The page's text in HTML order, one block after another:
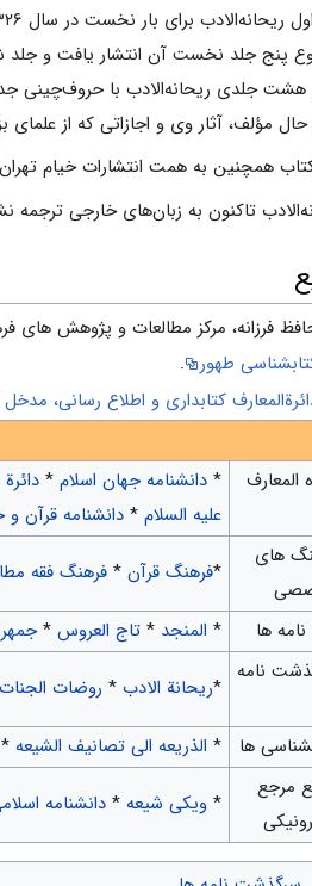
هشت جلدی ریحانه‌الادب با حروف‌چینی
مؤلف، آثار وی و اجازاتی که از
همچنین به همت انتشارات خیام تهران در سال ۱۳۶۹ به
تاکنون به زبان‌های خارجی
فرزانه، مرکز مطالعات و پژوهش های
طهور .
کتابداری و اطلاع رسانی،
المعارف
* دانشنامه جهان اسلام*
علیه السلام* دانشنامه قرآن
های
*فرهنگ قرآن* فرهنگ فقه
نامه ها * المنجد * تاج العروس*
نامه
*ريحانة الادب* روضات الجنات
ها * الذریعه الی تصانیف الشیعه*
مرجع
* ویکی شیعه* دانشنامه